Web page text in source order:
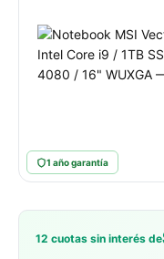
1 año garantía
12 cuotas sin interés de